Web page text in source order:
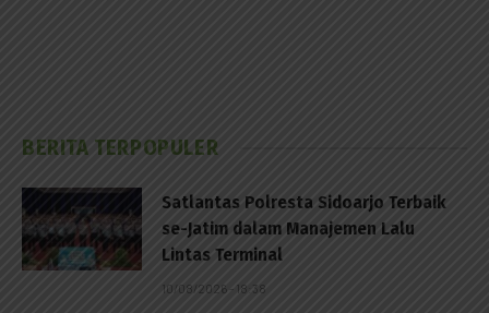
BERITA TERPOPULER
Satlantas Polresta Sidoarjo Terbaik
se-Jatim dalam Manajemen Lalu
Lintas Terminal
10/08/2026 - 18:38